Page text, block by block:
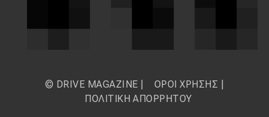
© DRIVE MAGAZINE | ΟΡΟΙ ΧΡΗΣΗΣ
ΠΟΛΙΤΙΚΗ ΑΠΟΡΡΗΤΟΥ